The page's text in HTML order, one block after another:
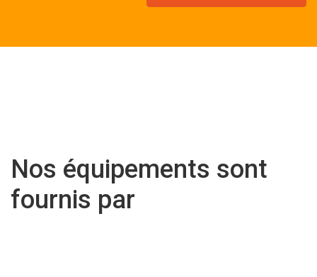
Nos équipements sont
fournis par